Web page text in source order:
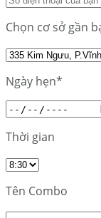
Chọn cơ sở gần
Ngày hẹn*
Thời gian
Tên Combo